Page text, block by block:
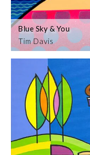
Tim Davis
Blue Sky & You